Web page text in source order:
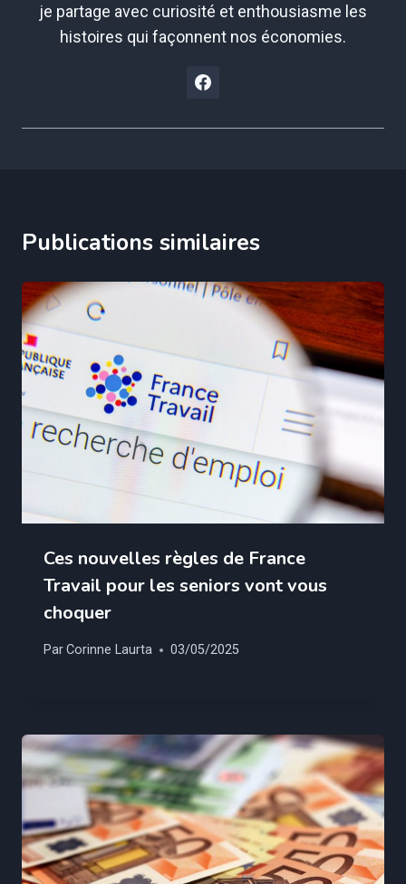
je partage avec curiosité et enthousiasme les
histoires qui façonnent nos économies.
Publications similaires
Ces nouvelles règles de France
Travail pour les seniors vont vous
choquer
ParCorinne Laurta 03/05/2025